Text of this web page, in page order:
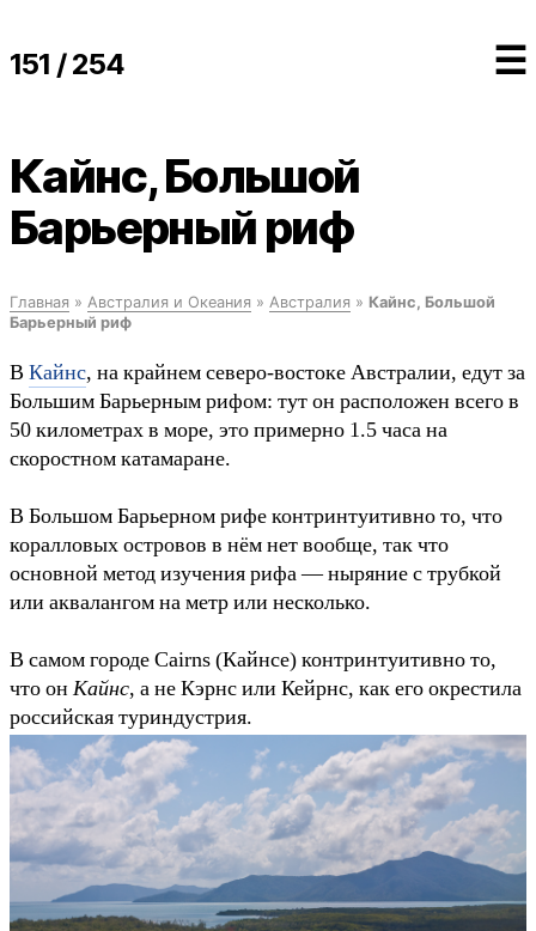
151 / 254 ☰
Кайнс, Большой
Барьерный риф
Главная » Австралия и Океания » Австралия » Кайнс, Большой
Барьерный риф
ВКайнс, на крайнем северо-востоке Австралии, едут за
Большим Барьерным рифом: тут он расположен всего в
50 километрах в море, это примерно 1.5 часа на
скоростном катамаране.
В Большом Барьерном рифе контринтуитивно то, что
коралловых островов в нём нет вообще, так что
основной метод изучения рифа — ныряние с трубкой
или аквалангом на метр или несколько.
В самом городе Cairns (Кайнсе) контринтуитивно то,
что он Кайнс, а не Кэрнс или Кейрнс, как его окрестила
российская туриндустрия.